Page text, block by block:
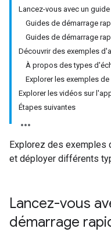
Lancez-vous avec un
Guides de démarrage
Guides de démarrage
Découvrir des exemples
À propos des types
Explorer les exemples
Explorer les vidéos sur
Étapes suivantes
Explorez des exemples
et déployer différents
Lancez-vous
démarrage